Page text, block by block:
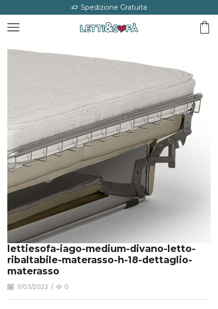
Spedizione Gratuita
lettiesofa-iago-medium-divano-letto-
ribaltabile-materasso-h-18-dettaglio-
materasso
11/03/2023 / 0